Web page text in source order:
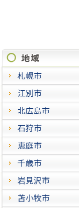
札幌市
江別市
北広島市
石狩市
恵庭市
千歳市
岩見沢市
苫小牧市